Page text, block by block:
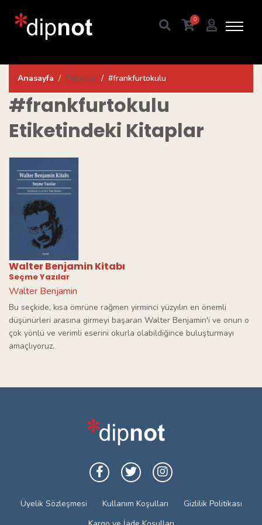
0
Anasayfa Etiketler #frankfurtokulu
#frankfurtokulu
Etiketindeki Kitaplar
Walter Benjamin Kitabı
Seçme Yazılar
Walter Benjamin
Bu seçkide, kısa ömrüne rağmen yirminci yüzyılın en önemli
düşünürleri arasına girmeyi başaran Walter Benjamin'i ve onun o
çok yönlü ve verimli eserini okurla olabildiğince buluşturmayı
amaçlıyoruz.
Üyelik Sözleşmesi Kullanım Koşulları
Gizlilik Politikası